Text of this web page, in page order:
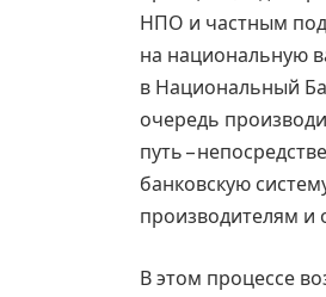
НПО и частным
на национальную
в Национальный
очередь
путь –
банковскую
производителям и
В этом процессе